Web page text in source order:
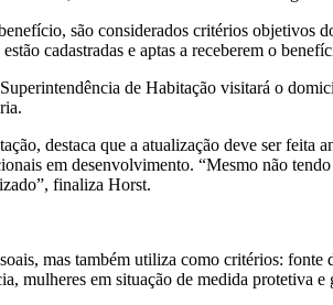
são considerados critérios objetivos
cadastradas e aptas a receberem o
de Habitação visitará o
destaca que a atualização deve ser feita
em desenvolvimento. “Mesmo não
finaliza Horst.
mas também utiliza como critérios:
mulheres em situação de medida protetiva e